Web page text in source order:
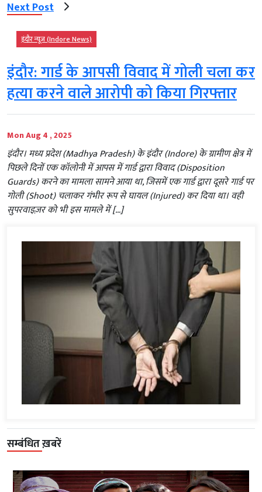
Next Post
इंदौर न्यूज़ (Indore News)
इंदौर: गार्ड के आपसी विवाद में गोली चला कर
हत्या करने वाले आरोपी को किया गिरफ्तार
Mon Aug 4 , 2025
इंदौर। मध्य प्रदेश (Madhya Pradesh) के इंदौर (Indore) के ग्रामीण क्षेत्र में
पिछले दिनों एक कॉलोनी में आपस में गार्ड द्वारा विवाद (Disposition
Guards) करने का मामला सामने आया था, जिसमें एक गार्ड द्वारा दूसरे गार्ड पर
गोली (Shoot) चलाकर गंभीर रूप से घायल (Injured) कर दिया था। वही
सुपरवाइज़र को भी इस मामले में […]
सम्बंधित ख़बरें